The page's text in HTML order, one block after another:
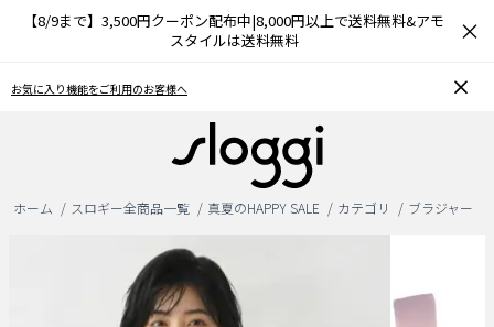
【8/9まで】3,500円クーポン配布中|8,000円以上で送料無料&アモ
スタイルは送料無料
×
おうちで簡単♪ブラサイズの測り方、選び方
ホーム スロギー全商品一覧 真夏のHAPPY SALE カテゴリ ブラジャー